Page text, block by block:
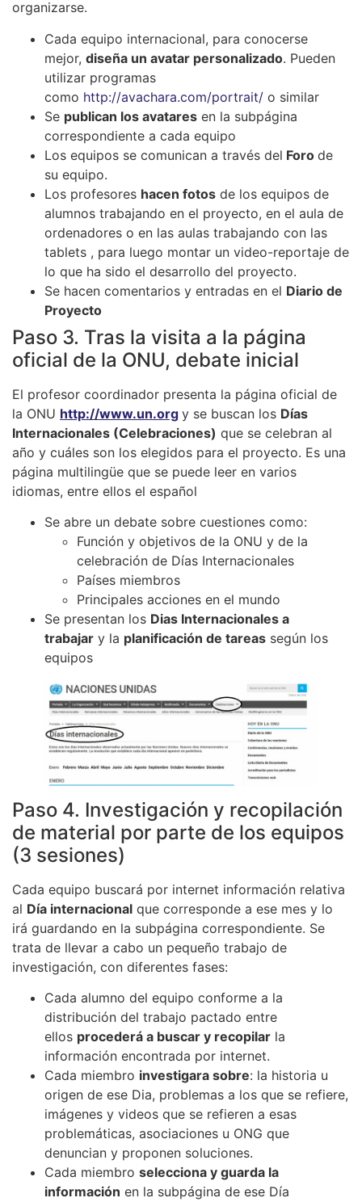
organizarse.
Cada equipo internacional, para conocerse
mejor, diseña un avatar personalizado. Pueden
utilizar programas
como http://avachara.com/portrait/ o similar
Se publican los avatares en la subpágina
correspondiente a cada equipo
Los equipos se comunican a través del Foro de
su equipo.
Los profesores hacen fotos de los equipos de
alumnos trabajando en el proyecto, en el aula de
ordenadores o en las aulas trabajando con las
tablets , para luego montar un video-reportaje de
lo que ha sido el desarrollo del proyecto.
Se hacen comentarios y entradas en el Diario de
Proyecto
Paso 3. Tras la visita a la página
oficial de la ONU, debate inicial
El profesor coordinador presenta la página oficial de
la ONU http://www.un.org y se buscan los Días
Internacionales (Celebraciones) que se celebran al
año y cuáles son los elegidos para el proyecto. Es una
página multilingüe que se puede leer en varios
idiomas, entre ellos el español
Se abre un debate sobre cuestiones como:
Función y objetivos de la ONU y de la
celebración de Días Internacionales
Países miembros
Principales acciones en el mundo
Se presentan los Dias Internacionales a
trabajar y la planificación de tareas según los
equipos
Paso 4. Investigación y recopilación
de material por parte de los equipos
(3 sesiones)
Cada equipo buscará por internet información relativa
al Día internacional que corresponde a ese mes y lo
irá guardando en la subpágina correspondiente. Se
trata de llevar a cabo un pequeño trabajo de
investigación, con diferentes fases:
Cada alumno del equipo conforme a la
distribución del trabajo pactado entre
ellos procederá a buscar y recopilar la
información encontrada por internet.
Cada miembro investigara sobre: la historia u
origen de ese Dia, problemas a los que se refiere,
imágenes y videos que se refieren a esas
problemáticas, asociaciones u ONG que
denuncian y proponen soluciones.
Cada miembro selecciona y guarda la
información en la subpágina de ese Día